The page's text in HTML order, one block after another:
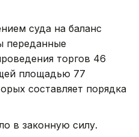
суда на баланс
переданные
торгов 46
площадью 77
составляет порядка
в законную силу.